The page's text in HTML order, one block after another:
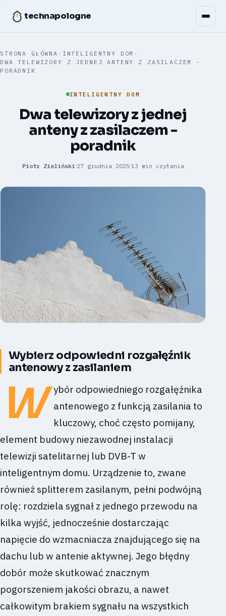
technapologne
STRONA GŁÓWNA › INTELIGENTNY DOM ›
DWA TELEWIZORY Z JEDNEJ ANTENY Z ZASILACZEM -
PORADNIK
INTELIGENTNY DOM
Dwa telewizory z jednej
anteny z zasilaczem -
poradnik
Piotr Zieliński 27 grudnia 2025 13 min czytania
Wybierz odpowiedni rozgałęźnik
antenowy z zasilaniem
W
ybór odpowiedniego rozgałęźnika
antenowego z funkcją zasilania to
kluczowy, choć często pomijany,
element budowy niezawodnej instalacji
telewizji satelitarnej lub DVB-T w
inteligentnym domu. Urządzenie to, zwane
również splitterem zasilanym, pełni podwójną
rolę: rozdziela sygnał z jednego przewodu na
kilka wyjść, jednocześnie dostarczając
napięcie do wzmacniacza znajdującego się na
dachu lub w antenie aktywnej. Jego błędny
dobór może skutkować znacznym
pogorszeniem jakości obrazu, a nawet
całkowitym brakiem sygnału na wszystkich